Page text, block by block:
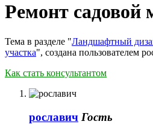
Ремонт садовой
Тема в разделе "Ландшафтный
участка", создана пользователем
Как стать консультантом
рославич Гость